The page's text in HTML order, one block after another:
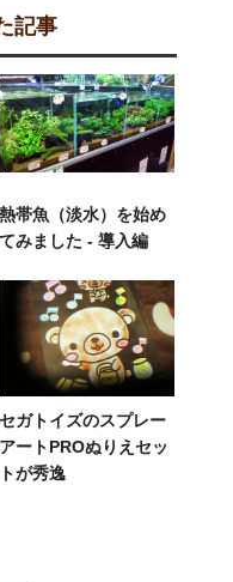
記事
熱帯魚（淡水）を始め
てみました - 導入編
セガトイズのスプレー
アートPROぬりえセッ
トが秀逸